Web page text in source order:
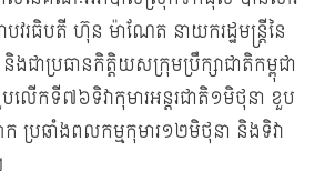
រធិបតី ហ៊ុន ម៉ាណែត នាយករដ្ឋមន្ដ្រីនៃ
ងជាប្រធានកិត្តិយសក្រុមប្រឹក្សាជាតិកម្ពុជា
លើកទី៧៦ទិវាកុមារអន្តរជាតិ១មិថុនា ខួប
រឆាំងពលកម្មកុមារ១២មិថុនា និងទិវា